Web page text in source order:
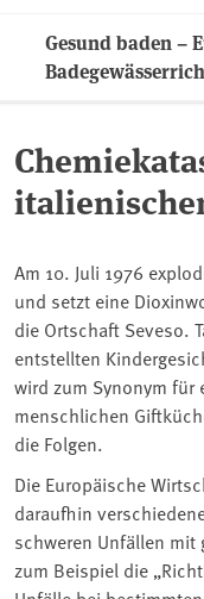
Gesund baden –
Am 10. Juli 1976
und setzt eine
die Ortschaft Seveso.
entstellten
wird zum Synonym für
menschlichen
die Folgen.
Die Europäische
daraufhin
schweren Unfällen mit
zum Beispiel die